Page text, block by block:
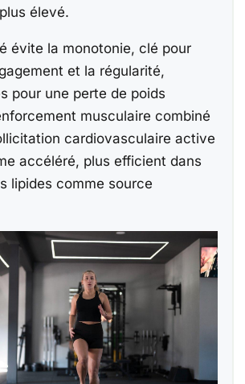
élevé.
évite la monotonie, clé pour
et la régularité,
pour une perte de poids
musculaire combiné
cardiovasculaire active
accéléré, plus efficient dans
lipides comme source